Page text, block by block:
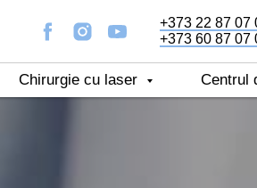
+373 22 87 07
+373 60 87 07
Сhirurgie cu laser Centrul